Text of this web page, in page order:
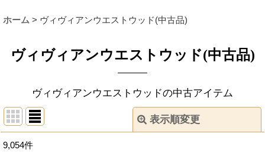
ホーム > ヴィヴィアンウエストウッド(中古品)
ヴィヴィアンウエストウッド(中古品)
ヴィヴィアンウエストウッドの中古アイテム
表示順変更
9,054件